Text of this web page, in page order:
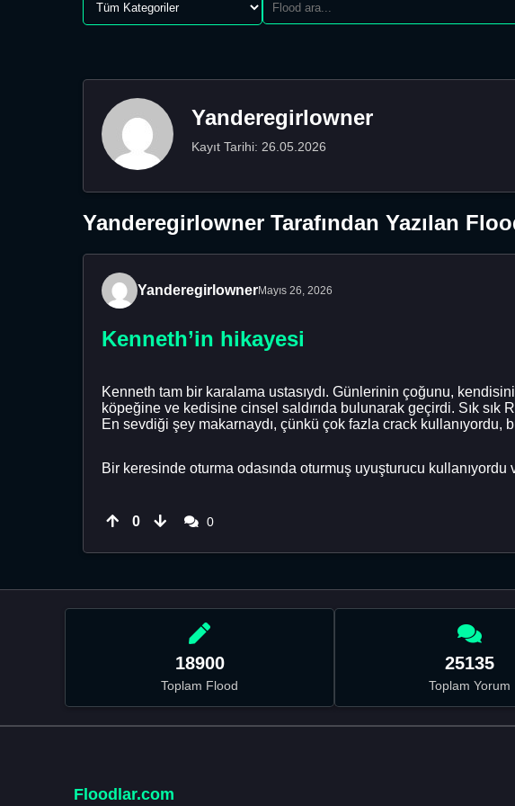
Yanderegirlowner
Kayıt Tarihi: 26.05.2026
Yanderegirlowner Tarafından Yazılan
YanderegirlownerMayıs 26, 2026
Kenneth’in hikayesi
Kenneth tam bir karalama ustasıydı. Günlerinin çoğunu,
köpeğine ve kedisine cinsel saldırıda bulunarak geçirdi. Sık sık
En sevdiği şey makarnaydı, çünkü çok fazla crack
Bir keresinde oturma odasında oturmuş uyuşturucu kullanıyordu
0 0
18900
Toplam Flood
25135
Toplam Yorum
Floodlar.com